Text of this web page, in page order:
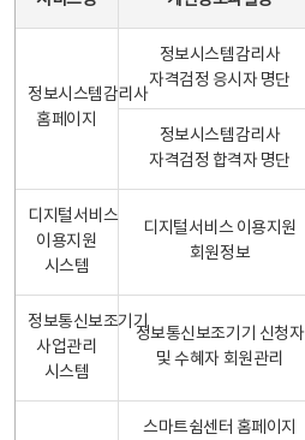
정보시스템감리사
홈페이지
정보시스템감리사
자격검정 응시자 명단
정보시스템감리사
자격검정 합격자 명단
디지털서비스
이용지원
시스템
디지털서비스 이용지원
회원정보
정보통신보조기기
사업관리
시스템
정보통신보조기기 신청자
및 수혜자 회원관리
스마트쉼센터 홈페이지